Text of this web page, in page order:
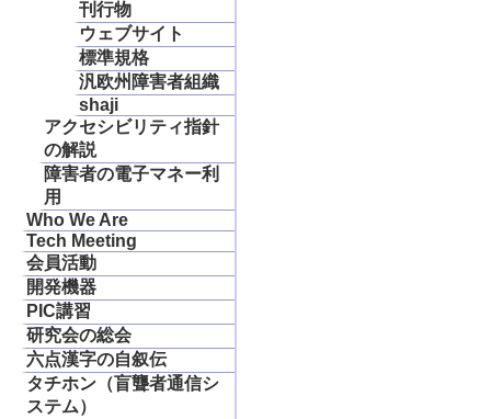
刊行物
ウェブサイト
標準規格
汎欧州障害者組織
shaji
アクセシビリティ指針
の解説
障害者の電子マネー利
用
Who We Are
Tech Meeting
会員活動
開発機器
PIC講習
研究会の総会
六点漢字の自叙伝
タチホン（盲聾者通信シ
ステム）